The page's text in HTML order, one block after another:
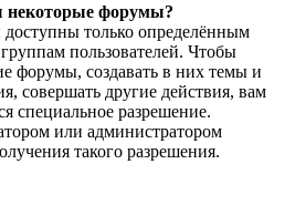
некоторые форумы?
только определённым
пользователей. Чтобы
форумы, создавать в них темы и
совершать другие действия, вам
специальное разрешение.
или администратором
такого разрешения.